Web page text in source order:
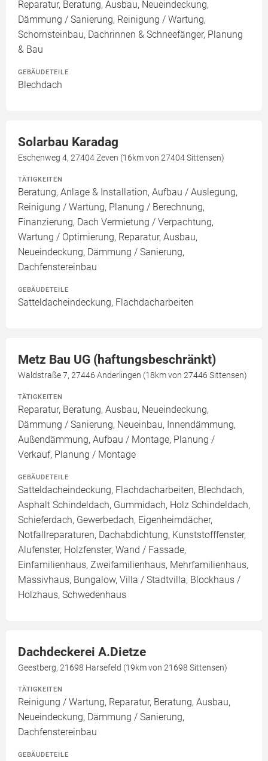
Reparatur, Beratung, Ausbau, Neueindeckung,
Dämmung / Sanierung, Reinigung / Wartung,
Schornsteinbau, Dachrinnen & Schneefänger, Planung
& Bau
GEBÄUDETEILE
Blechdach
Solarbau Karadag
Eschenweg 4, 27404 Zeven (16km von 27404 Sittensen)
TÄTIGKEITEN
Beratung, Anlage & Installation, Aufbau / Auslegung,
Reinigung / Wartung, Planung / Berechnung,
Finanzierung, Dach Vermietung / Verpachtung,
Wartung / Optimierung, Reparatur, Ausbau,
Neueindeckung, Dämmung / Sanierung,
Dachfenstereinbau
GEBÄUDETEILE
Satteldacheindeckung, Flachdacharbeiten
Metz Bau UG (haftungsbeschränkt)
Waldstraße 7, 27446 Anderlingen (18km von 27446 Sittensen)
TÄTIGKEITEN
Reparatur, Beratung, Ausbau, Neueindeckung,
Dämmung / Sanierung, Neueinbau, Innendämmung,
Außendämmung, Aufbau / Montage, Planung /
Verkauf, Planung / Montage
GEBÄUDETEILE
Satteldacheindeckung, Flachdacharbeiten, Blechdach,
Asphalt Schindeldach, Gummidach, Holz Schindeldach,
Schieferdach, Gewerbedach, Eigenheimdächer,
Notfallreparaturen, Dachabdichtung, Kunststofffenster,
Alufenster, Holzfenster, Wand / Fassade,
Einfamilienhaus, Zweifamilienhaus, Mehrfamilienhaus,
Massivhaus, Bungalow, Villa / Stadtvilla, Blockhaus /
Holzhaus, Schwedenhaus
Dachdeckerei A.Dietze
Geestberg, 21698 Harsefeld (19km von 21698 Sittensen)
TÄTIGKEITEN
Reinigung / Wartung, Reparatur, Beratung, Ausbau,
Neueindeckung, Dämmung / Sanierung,
Dachfenstereinbau
GEBÄUDETEILE